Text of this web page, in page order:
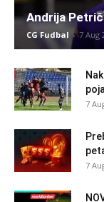
Andrija
CG Fudbal - 7 Aug
7
7